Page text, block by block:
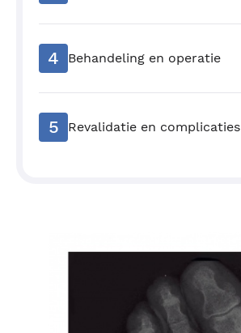
4 Behandeling en operatie
5 Revalidatie en complicaties